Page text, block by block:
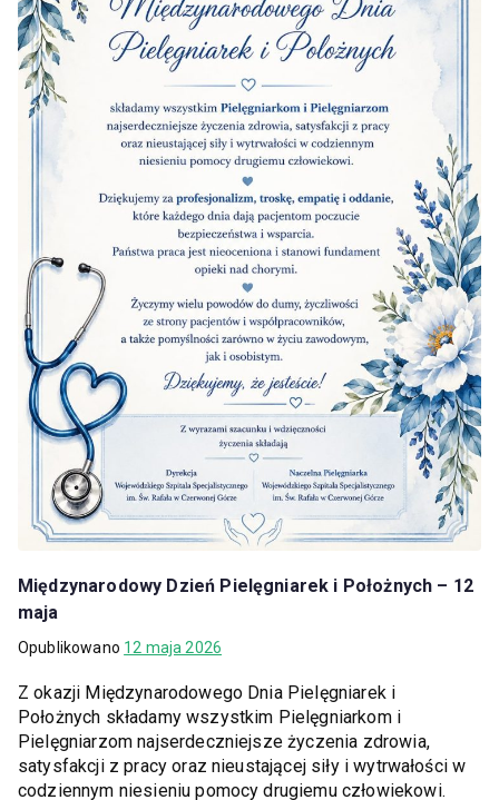
Międzynarodowy Dzień Pielęgniarek i Położnych – 12
maja
Opublikowano 12 maja 2026
Z okazji Międzynarodowego Dnia Pielęgniarek i
Położnych składamy wszystkim Pielęgniarkom i
Pielęgniarzom najserdeczniejsze życzenia zdrowia,
satysfakcji z pracy oraz nieustającej siły i wytrwałości w
codziennym niesieniu pomocy drugiemu człowiekowi.